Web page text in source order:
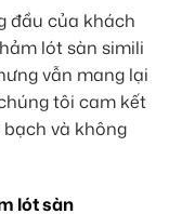
đầu của khách
lót sàn simili
vẫn mang lại
tôi cam kết
và không
lót sàn